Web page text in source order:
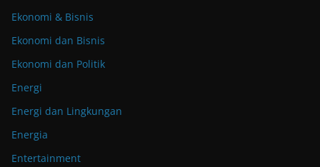
Ekonomi & Bisnis
Ekonomi dan Bisnis
Ekonomi dan Politik
Energi
Energi dan Lingkungan
Energia
Entertainment